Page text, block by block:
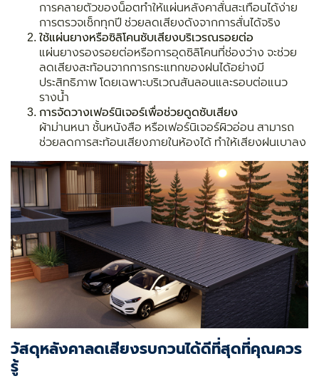
การคลายตัวของน็อตทำให้แผ่นหลังคาสั่นสะเทือนได้ง่าย
การตรวจเช็กทุกปี ช่วยลดเสียงดังจากการสั่นได้จริง
ใช้แผ่นยางหรือซิลิโคนซับเสียงบริเวรณรอยต่อ
แผ่นยางรองรอยต่อหรือการอุดซิลิโคนที่ช่องว่าง จะช่วย
ลดเสียงสะท้อนจากการกระแทกของฝนได้อย่างมี
ประสิทธิภาพ โดยเฉพาะบริเวณสันลอนและรอบต่อแนว
รางน้ำ
การจัดวางเฟอร์นิเจอร์เพื่อช่วยดูดซับเสียง
ผ้าม่านหนา ชั้นหนังสือ หรือเฟอร์นิเจอร์ผิวอ่อน สามารถ
ช่วยลดการสะท้อนเสียงภายในห้องได้ ทำให้เสียงฝนเบาลง
วัสดุหลังคาลดเสียงรบกวนได้ดีที่สุดที่คุณควร
รู้